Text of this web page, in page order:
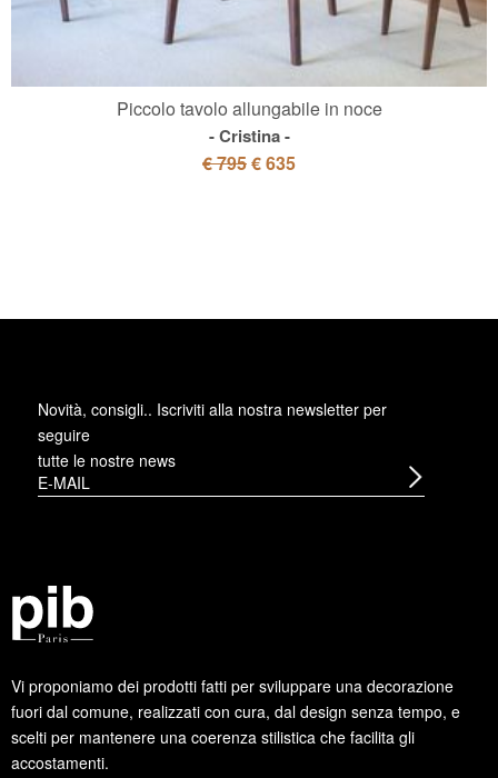
Piccolo tavolo allungabile in noce
Cristina
€ 795€ 635
Vi proponiamo dei prodotti fatti per sviluppare una decorazione
fuori dal comune, realizzati con cura, dal design senza tempo, e
scelti per mantenere una coerenza stilistica che facilita gli
accostamenti.
Novità, consigli.. Iscriviti alla nostra newsletter per
seguire
tutte le nostre news